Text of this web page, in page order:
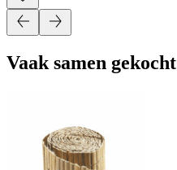
Vaak samen gekocht